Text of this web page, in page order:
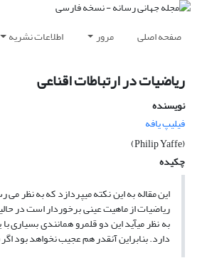
صفحه اصلی مرور اطلاعات نشریه
ریاضیات در ارتباطات اقناعی
نویسنده
فیلیپ یافه
(Philip Yaffe)
چکیده
این مقاله به این نکته می‏پردازد که به نظر
ریاضیات از ماهیت عینی برخوردار است در
به نظر می‏آید این دو قلمرو همانندی
دارد. بنابراین آنقدر هم عجیب نخواهد بود